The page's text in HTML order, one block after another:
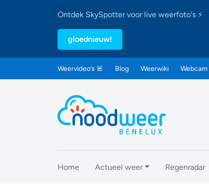
Ontdek SkySpotter voor live weerfoto's ⚡
gloednieuw!
Weervideo’s 🚨 Blog Weerwiki Webcam
Home Actueel weer Regenradar